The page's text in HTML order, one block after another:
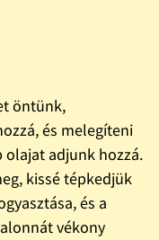
öntünk,
és melegíteni
olajat adjunk hozzá.
kissé tépkedjük
és a
vékony